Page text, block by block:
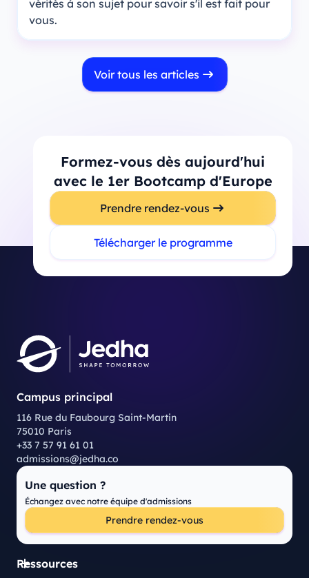
vérités à son sujet pour savoir s'il est fait pour
vous.
Voir tous les articles
Formez-vous dès aujourd'hui
avec le 1er Bootcamp d'Europe
Prendre rendez-vous
Télécharger le programme
Campus principal
116 Rue du Faubourg Saint-Martin
75010 Paris
+33 7 57 91 61 01
admissions@jedha.co
Une question ?
Échangez avec notre équipe d'admissions
Prendre rendez-vous
Ressources